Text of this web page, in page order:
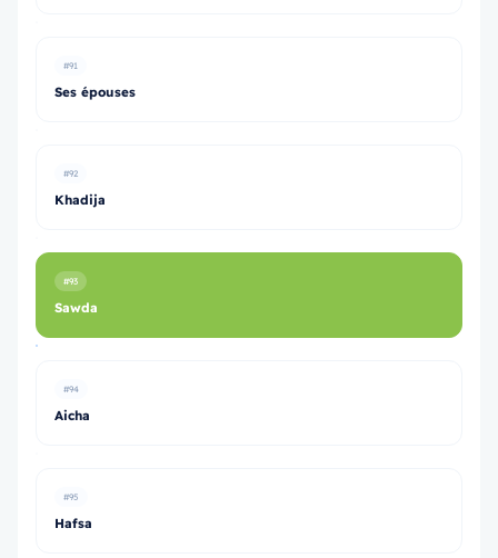
#91
Ses épouses
#92
Khadija
#93
Sawda
#94
Aicha
#95
Hafsa